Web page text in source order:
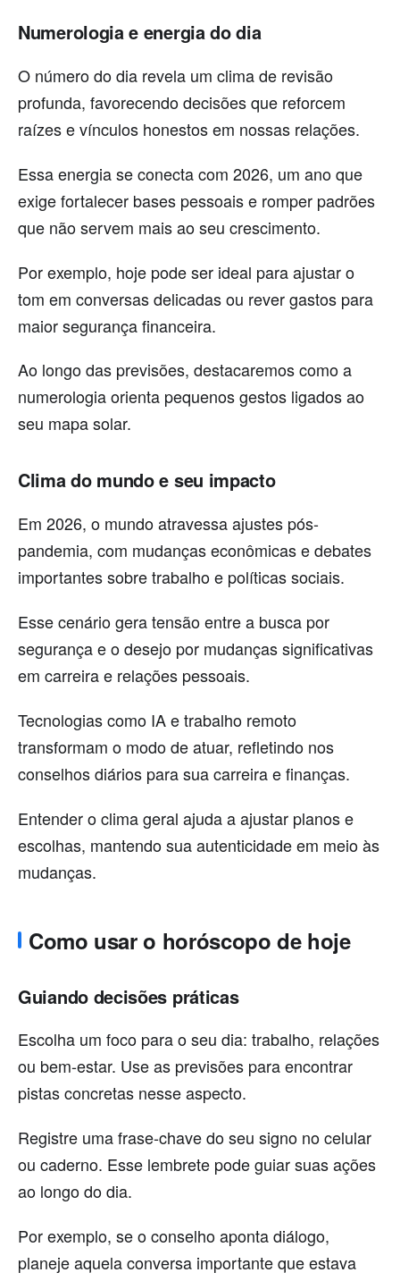
Numerologia e energia do dia
O número do dia revela um clima de revisão
profunda, favorecendo decisões que reforcem
raízes e vínculos honestos em nossas relações.
Essa energia se conecta com 2026, um ano que
exige fortalecer bases pessoais e romper padrões
que não servem mais ao seu crescimento.
Por exemplo, hoje pode ser ideal para ajustar o
tom em conversas delicadas ou rever gastos para
maior segurança financeira.
Ao longo das previsões, destacaremos como a
numerologia orienta pequenos gestos ligados ao
seu mapa solar.
Clima do mundo e seu impacto
Em 2026, o mundo atravessa ajustes pós-
pandemia, com mudanças econômicas e debates
importantes sobre trabalho e políticas sociais.
Esse cenário gera tensão entre a busca por
segurança e o desejo por mudanças significativas
em carreira e relações pessoais.
Tecnologias como IA e trabalho remoto
transformam o modo de atuar, refletindo nos
conselhos diários para sua carreira e finanças.
Entender o clima geral ajuda a ajustar planos e
escolhas, mantendo sua autenticidade em meio às
mudanças.
Como usar o horóscopo de hoje
Guiando decisões práticas
Escolha um foco para o seu dia: trabalho, relações
ou bem-estar. Use as previsões para encontrar
pistas concretas nesse aspecto.
Registre uma frase-chave do seu signo no celular
ou caderno. Esse lembrete pode guiar suas ações
ao longo do dia.
Por exemplo, se o conselho aponta diálogo,
planeje aquela conversa importante que estava